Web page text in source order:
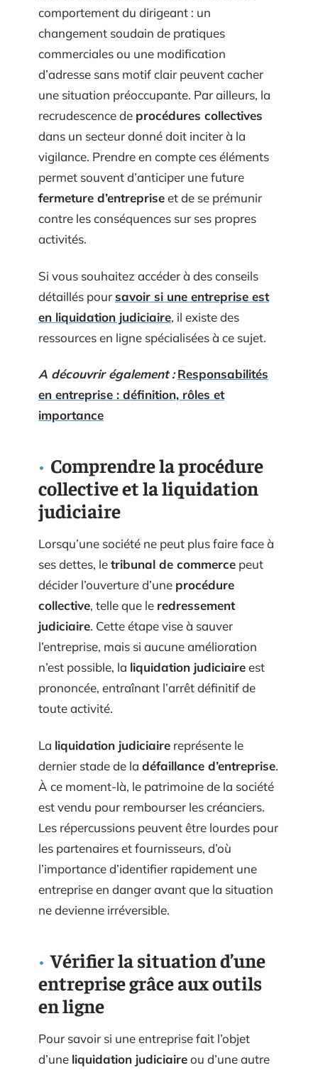
comportement du dirigeant : un
changement soudain de pratiques
commerciales ou une modification
d’adresse sans motif clair peuvent cacher
une situation préoccupante. Par ailleurs, la
recrudescence de procédures collectives
dans un secteur donné doit inciter à la
vigilance. Prendre en compte ces éléments
permet souvent d’anticiper une future
fermeture d’entrepriseet de se prémunir
contre les conséquences sur ses propres
activités.
Si vous souhaitez accéder à des conseils
détaillés poursavoir si une entreprise est
en liquidation judiciaire, il existe des
ressources en ligne spécialisées à ce sujet.
A découvrir également : Responsabilités
en entreprise : définition, rôles et
importance
Comprendre la procédure
collective et la liquidation
judiciaire
Lorsqu’une société ne peut plus faire face à
ses dettes, letribunal de commerce peut
décider l’ouverture d’une procédure
collective, telle que le redressement
judiciaire. Cette étape vise à sauver
l’entreprise, mais si aucune amélioration
n’est possible, la liquidation judiciaireest
prononcée, entraînant l’arrêt définitif de
toute activité.
La liquidation judiciaire représente le
dernier stade de la défaillance d’entreprise.
À ce moment-là, le patrimoine de la société
est vendu pour rembourser les créanciers.
Les répercussions peuvent être lourdes pour
les partenaires et fournisseurs, d’où
l’importance d’identifier rapidement une
entreprise en danger avant que la situation
ne devienne irréversible.
Vérifier la situation d’une
entreprise grâce aux outils
en ligne
Pour savoir si une entreprise fait l’objet
d’une liquidation judiciaireou d’une autre